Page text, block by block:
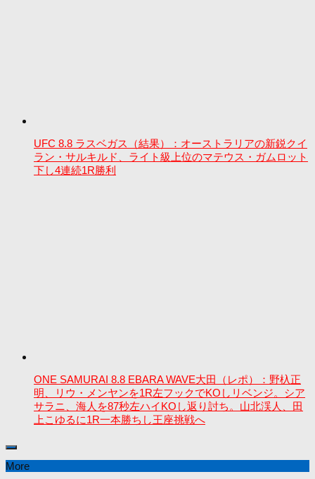
UFC 8.8 ラスベガス（結果）：オーストラリアの新鋭クイ
ラン・サルキルド、ライト級上位のマテウス・ガムロット
下し4連続1R勝利
ONE SAMURAI 8.8 EBARA WAVE大田（レポ）：野杁正
明、リウ・メンヤンを1R左フックでKOしリベンジ。シア
サラニ、海人を87秒左ハイKOし返り討ち。山北渓人、田
上こゆるに1R一本勝ちし王座挑戦へ
More